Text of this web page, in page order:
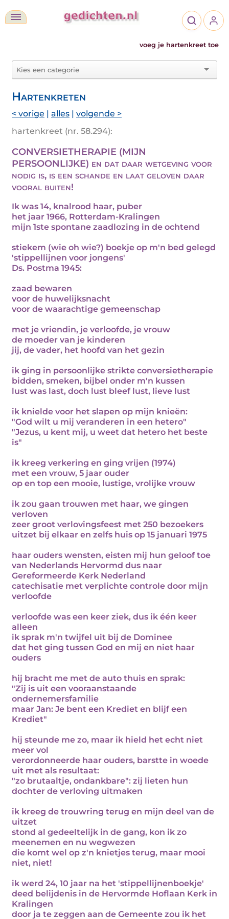
voeg je hartenkreet toe
Hartenkreten
< vorige | alles | volgende >
hartenkreet (nr. 58.294):
CONVERSIETHERAPIE (MIJN
PERSOONLIJKE) en dat daar wetgeving voor
nodig is, is een schande en laat geloven daar
vooral buiten!
Ik was 14, knalrood haar, puber
het jaar 1966, Rotterdam-Kralingen
mijn 1ste spontane zaadlozing in de ochtend
stiekem (wie oh wie?) boekje op m'n bed gelegd
'stippellijnen voor jongens'
Ds. Postma 1945:
zaad bewaren
voor de huwelijksnacht
voor de waarachtige gemeenschap
met je vriendin, je verloofde, je vrouw
de moeder van je kinderen
jij, de vader, het hoofd van het gezin
ik ging in persoonlijke strikte conversietherapie
bidden, smeken, bijbel onder m'n kussen
lust was last, doch lust bleef lust, lieve lust
ik knielde voor het slapen op mijn knieën:
"God wilt u mij veranderen in een hetero"
"Jezus, u kent mij, u weet dat hetero het beste
is"
ik kreeg verkering en ging vrijen (1974)
met een vrouw, 5 jaar ouder
op en top een mooie, lustige, vrolijke vrouw
ik zou gaan trouwen met haar, we gingen
verloven
zeer groot verlovingsfeest met 250 bezoekers
uitzet bij elkaar en zelfs huis op 15 januari 1975
haar ouders wensten, eisten mij hun geloof toe
van Nederlands Hervormd dus naar
Gereformeerde Kerk Nederland
catechisatie met verplichte controle door mijn
verloofde
verloofde was een keer ziek, dus ik één keer
alleen
ik sprak m'n twijfel uit bij de Dominee
dat het ging tussen God en mij en niet haar
ouders
hij bracht me met de auto thuis en sprak:
"Zij is uit een vooraanstaande
ondernemersfamilie
maar Jan: Je bent een Krediet en blijf een
Krediet"
hij steunde me zo, maar ik hield het echt niet
meer vol
verordonneerde haar ouders, barstte in woede
uit met als resultaat:
"zo brutaaltje, ondankbare": zij lieten hun
dochter de verloving uitmaken
ik kreeg de trouwring terug en mijn deel van de
uitzet
stond al gedeeltelijk in de gang, kon ik zo
meenemen en nu wegwezen
die komt wel op z'n knietjes terug, maar mooi
niet, niet!
ik werd 24, 10 jaar na het 'stippellijnenboekje'
deed belijdenis in de Hervormde Hoflaan Kerk in
Kralingen
door ja te zeggen aan de Gemeente zou ik het